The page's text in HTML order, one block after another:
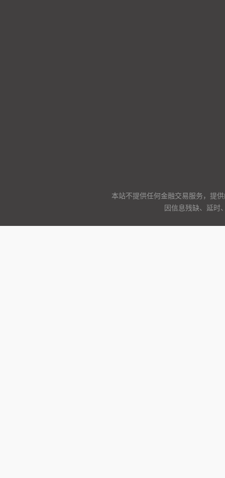
本站不提供任何金融交易服务，提
因信息残缺、延时